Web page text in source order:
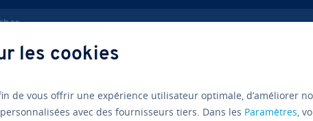
les cookies
de vous offrir une expérience utilisateur optimale, d’améliorer
avec des fournisseurs tiers. Dans les Paramètres,